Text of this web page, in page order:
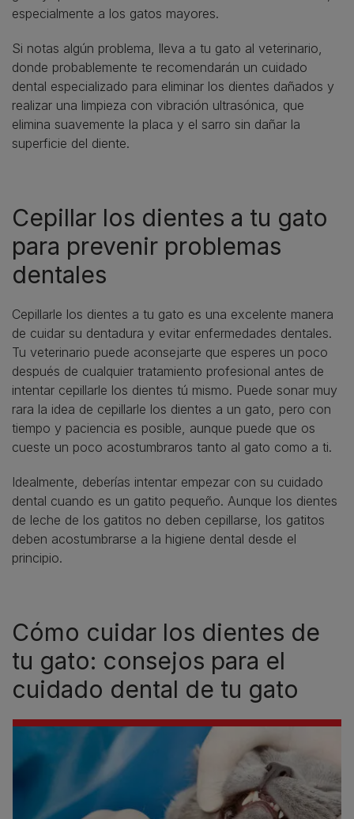
especialmente a los gatos mayores.
Si notas algún problema, lleva a tu gato al veterinario,
donde probablemente te recomendarán un cuidado
dental especializado para eliminar los dientes dañados y
realizar una limpieza con vibración ultrasónica, que
elimina suavemente la placa y el sarro sin dañar la
superficie del diente.
Cepillar los dientes a tu gato
para prevenir problemas
dentales
Cepillarle los dientes a tu gato es una excelente manera
de cuidar su dentadura y evitar enfermedades dentales.
Tu veterinario puede aconsejarte que esperes un poco
después de cualquier tratamiento profesional antes de
intentar cepillarle los dientes tú mismo. Puede sonar muy
rara la idea de cepillarle los dientes a un gato, pero con
tiempo y paciencia es posible, aunque puede que os
cueste un poco acostumbraros tanto al gato como a ti.
Idealmente, deberías intentar empezar con su cuidado
dental cuando es un gatito pequeño. Aunque los dientes
de leche de los gatitos no deben cepillarse, los gatitos
deben acostumbrarse a la higiene dental desde el
principio.
Cómo cuidar los dientes de
tu gato: consejos para el
cuidado dental de tu gato